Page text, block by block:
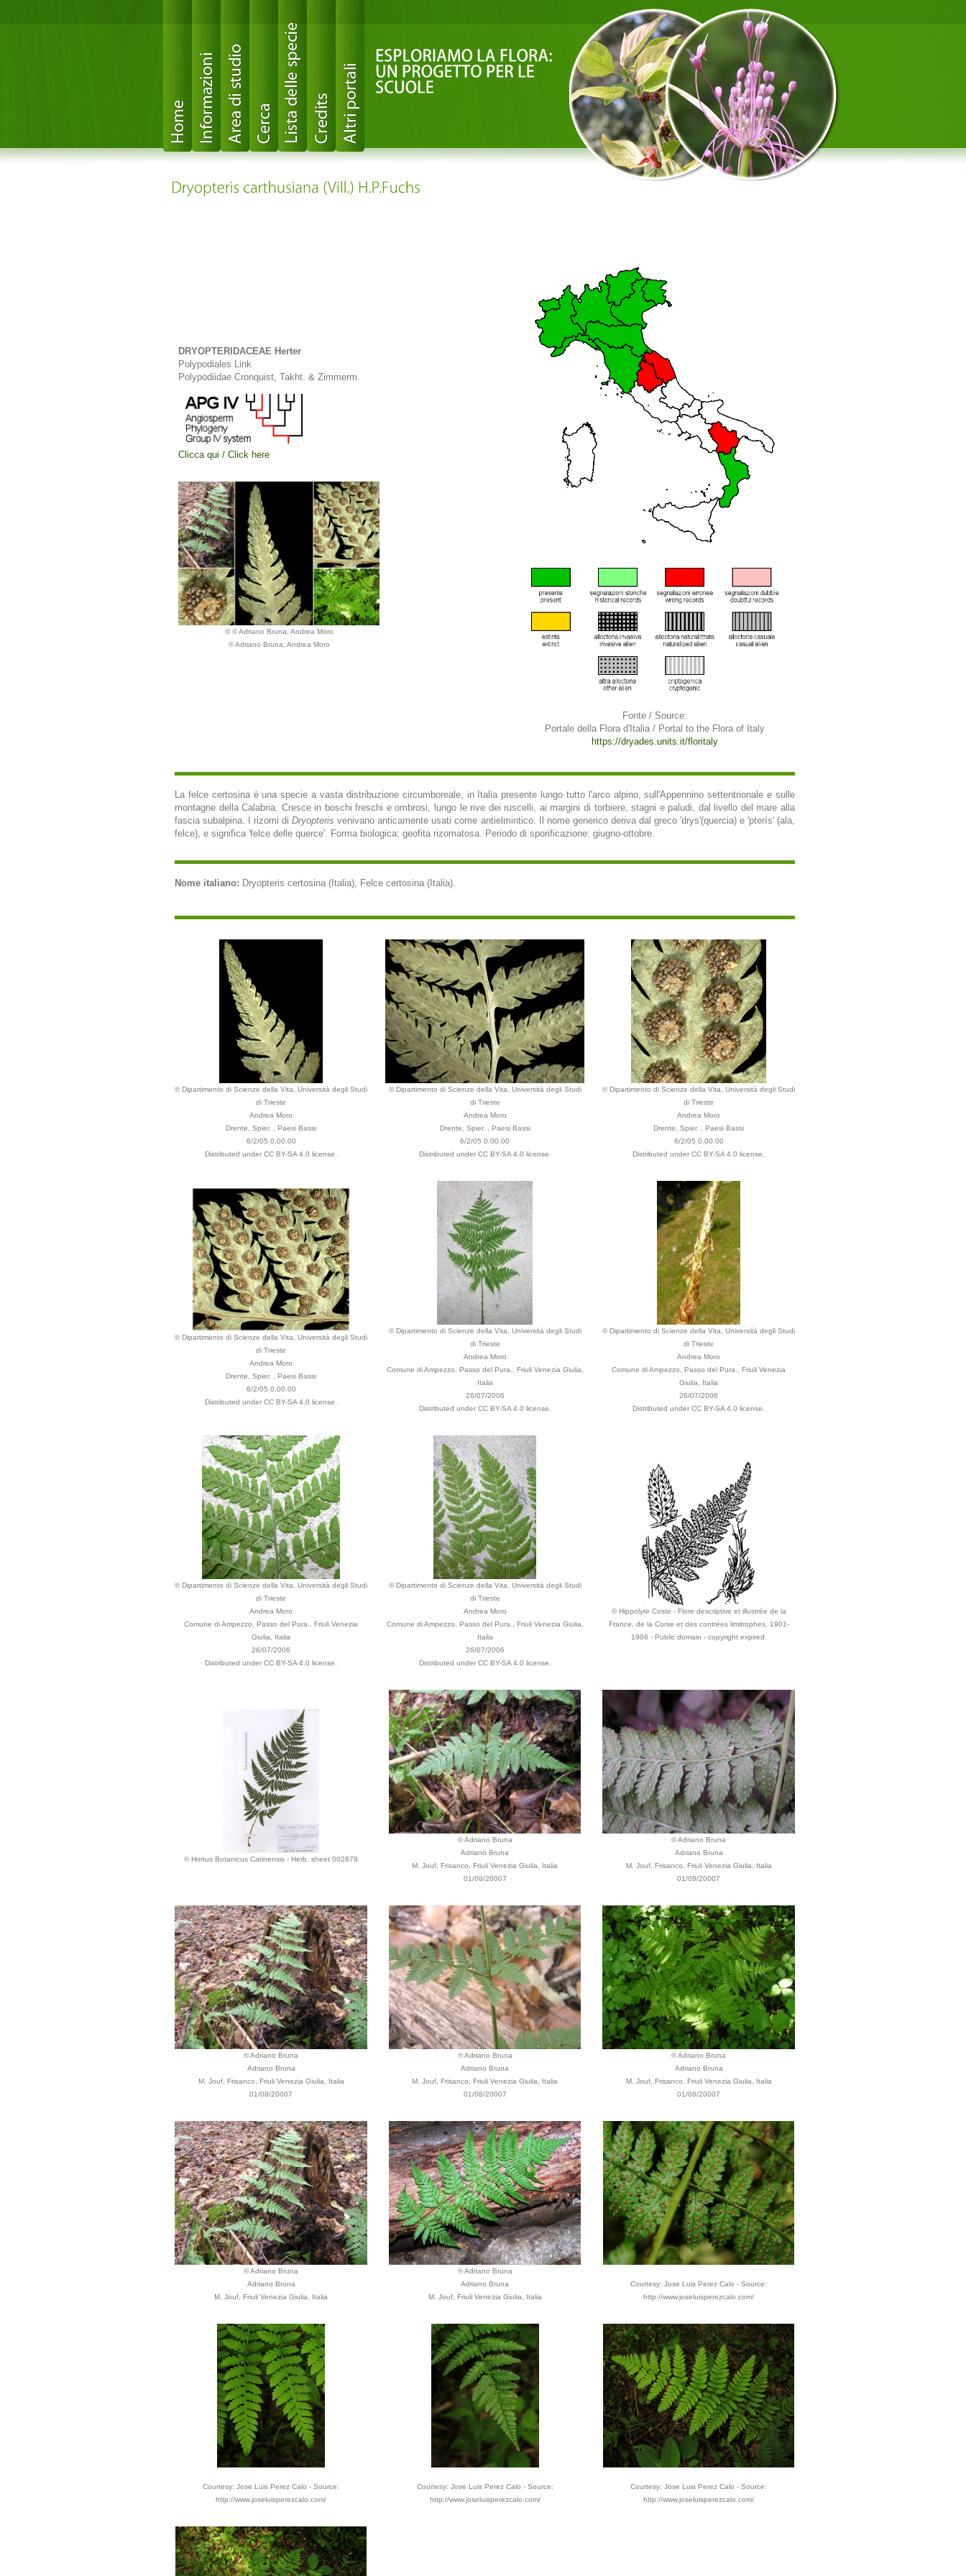
DRYOPTERIDACEAE Herter
Polypodiales Link
Polypodiidae Cronquist, Takht. & Zimmerm.
Clicca qui / Click here
© © Adriano Bruna, Andrea Moro
© Adriano Bruna, Andrea Moro
Fonte / Source:
Portale della Flora d'Italia / Portal to the Flora of Italy
https://dryades.units.it/floritaly
La felce certosina è una specie a vasta distribuzione circumboreale, in Italia presente lungo tutto l'arco alpino, sull'Appennino settentrionale e sulle
montagne della Calabria. Cresce in boschi freschi e ombrosi, lungo le rive dei ruscelli, ai margini di torbiere, stagni e paludi, dal livello del mare alla
fascia subalpina. I rizomi diDryopteris venivano anticamente usati come antielmintico. Il nome generico deriva dal greco 'drys'(quercia) e 'pterís' (ala,
felce), e significa 'felce delle querce'. Forma biologica: geofita rizomatosa. Periodo di sporificazione: giugno-ottobre.
Nome italiano: Dryopteris certosina (Italia), Felce certosina (Italia).
© Dipartimento di Scienze della Vita, Università degli Studi
di Trieste
Andrea Moro
Drente, Spier. , Paesi Bassi
6/2/05 0.00.00
Distributed under CC BY-SA 4.0 license.
© Dipartimento di Scienze della Vita, Università degli Studi
di Trieste
Andrea Moro
Drente, Spier. , Paesi Bassi
6/2/05 0.00.00
Distributed under CC BY-SA 4.0 license.
© Dipartimento di Scienze della Vita, Università degli Studi
di Trieste
Andrea Moro
Drente, Spier. , Paesi Bassi
6/2/05 0.00.00
Distributed under CC BY-SA 4.0 license.
© Dipartimento di Scienze della Vita, Università degli Studi
di Trieste
Andrea Moro
Drente, Spier. , Paesi Bassi
6/2/05 0.00.00
Distributed under CC BY-SA 4.0 license.
© Dipartimento di Scienze della Vita, Università degli Studi
di Trieste
Andrea Moro
Comune di Ampezzo, Passo del Pura., Friuli Venezia Giulia,
Italia
26/07/2006
Distributed under CC BY-SA 4.0 license.
© Dipartimento di Scienze della Vita, Università degli Studi
di Trieste
Andrea Moro
Comune di Ampezzo, Passo del Pura., Friuli Venezia
Giulia, Italia
26/07/2006
Distributed under CC BY-SA 4.0 license.
© Dipartimento di Scienze della Vita, Università degli Studi
di Trieste
Andrea Moro
Comune di Ampezzo, Passo del Pura., Friuli Venezia
Giulia, Italia
26/07/2006
Distributed under CC BY-SA 4.0 license.
© Dipartimento di Scienze della Vita, Università degli Studi
di Trieste
Andrea Moro
Comune di Ampezzo, Passo del Pura., Friuli Venezia Giulia,
Italia
26/07/2006
Distributed under CC BY-SA 4.0 license.
© Hippolyte Coste - Flore descriptive et illustrée de la
France, de la Corse et des contrées limitrophes, 1901-
1906 - Public domain - copyright expired.
© Hortus Botanicus Catinensis - Herb. sheet 002879
© Adriano Bruna
Adriano Bruna
M. Jouf, Frisanco, Friuli Venezia Giulia, Italia
01/08/20007
© Adriano Bruna
Adriano Bruna
M. Jouf, Frisanco, Friuli Venezia Giulia, Italia
01/08/20007
© Adriano Bruna
Adriano Bruna
M. Jouf, Frisanco, Friuli Venezia Giulia, Italia
01/08/20007
© Adriano Bruna
Adriano Bruna
M. Jouf, Frisanco, Friuli Venezia Giulia, Italia
01/08/20007
© Adriano Bruna
Adriano Bruna
M. Jouf, Frisanco, Friuli Venezia Giulia, Italia
01/08/20007
© Adriano Bruna
Adriano Bruna
M. Jouf, Friuli Venezia Giulia, Italia
© Adriano Bruna
Adriano Bruna
M. Jouf, Friuli Venezia Giulia, Italia
Courtesy: Jose Luis Perez Calo - Source:
http://www.joseluisperezcalo.com/
Courtesy: Jose Luis Perez Calo - Source:
http://www.joseluisperezcalo.com/
Courtesy: Jose Luis Perez Calo - Source:
http://www.joseluisperezcalo.com/
Courtesy: Jose Luis Perez Calo - Source:
http://www.joseluisperezcalo.com/